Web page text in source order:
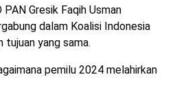
Gresik Faqih Usman
dalam Koalisi Indonesia
tujuan yang sama.
pemilu 2024 melahirkan